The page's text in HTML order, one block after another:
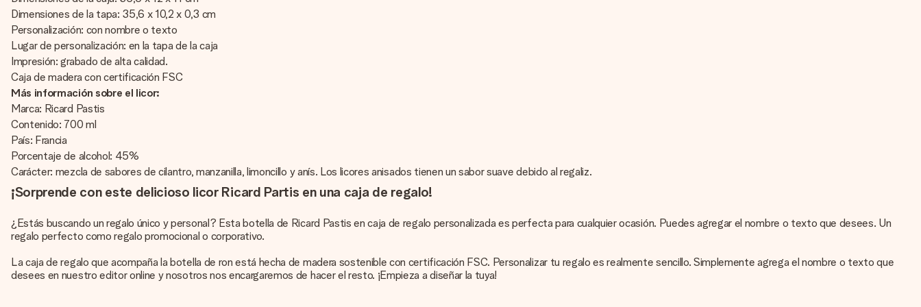
Dimensiones de la tapa: 35,6 x 10,2 x 0,3 cm
Personalización: con nombre o texto
Lugar de personalización: en la tapa de la caja
Impresión: grabado de alta calidad.
Caja de madera con certificación FSC
Más información sobre el licor:
Marca: Ricard Pastis
Contenido: 700 ml
País: Francia
Porcentaje de alcohol: 45%
Carácter: mezcla de sabores de cilantro, manzanilla, limoncillo y anís. Los licores anisados tienen un sabor suave debido al regaliz.
¡Sorprende con este delicioso licor Ricard Partis en una caja de regalo!
¿Estás buscando un regalo único y personal? Esta botella de Ricard Pastis en caja de regalo personalizada es perfecta para cualquier ocasión. Puedes agregar el nombre o texto que desees. Un
regalo perfecto como regalo promocional o corporativo.
La caja de regalo que acompaña la botella de ron está hecha de madera sostenible con certificación FSC. Personalizar tu regalo es realmente sencillo. Simplemente agrega el nombre o texto que
desees en nuestro editor online y nosotros nos encargaremos de hacer el resto. ¡Empieza a diseñar la tuya!